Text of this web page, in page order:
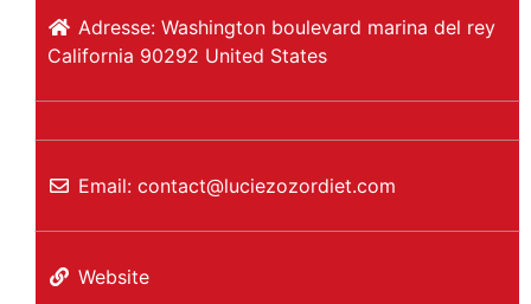
Adresse: Washington boulevard marina del rey
California 90292 United States
Email: contact@luciezozordiet.com
Website